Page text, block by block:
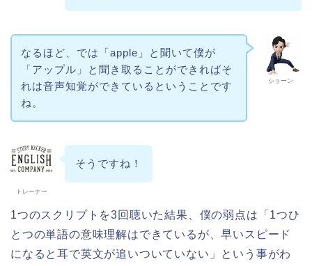
ショーン
なるほど、では「apple」と聞いて僕が
「アップル」と聞き取ることができればそ
れは音声知覚ができているということです
ね。
トレーナー
そうですね！
1つのスクリプトを3回聴いた結果、僕の弱点は「1つひ
とつの単語の意味理解はできているが、早いスピード
になると耳で英文が追いついていない」という事がわ